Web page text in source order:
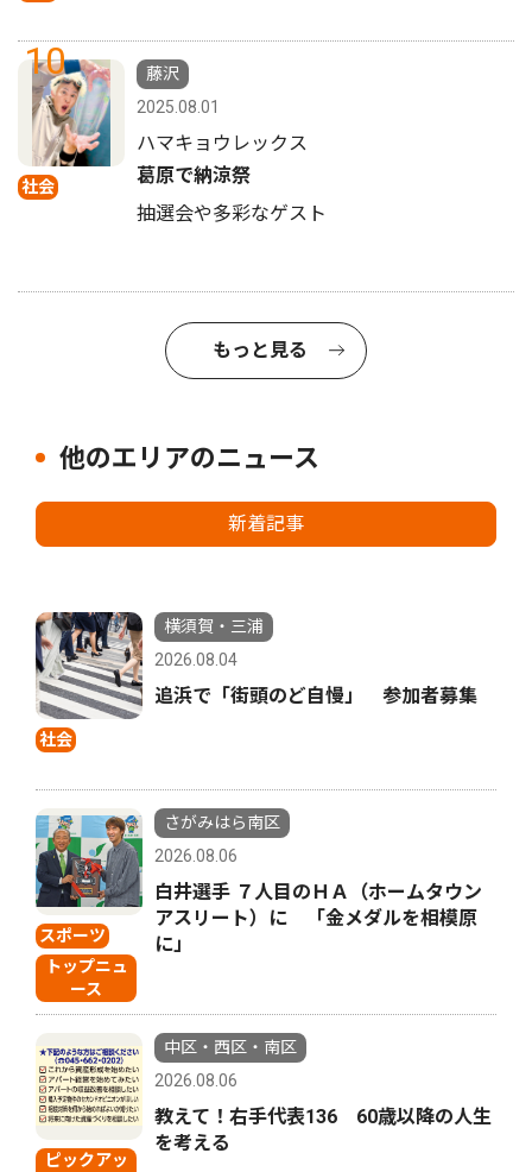
10
社会
藤沢
2025.08.01
ハマキョウレックス
葛原で納涼祭
抽選会や多彩なゲスト
もっと見る
他のエリアのニュース
新着記事
社会
横須賀・三浦
2026.08.04
追浜で「街頭のど自慢」 参加者募集
スポーツ
トップニュ
ース
さがみはら南区
2026.08.06
白井選手 ７人目のＨＡ（ホームタウン
アスリート）に 「金メダルを相模原
に」
ピックアッ
中区・西区・南区
2026.08.06
教えて！右手代表136 60歳以降の人生
を考える